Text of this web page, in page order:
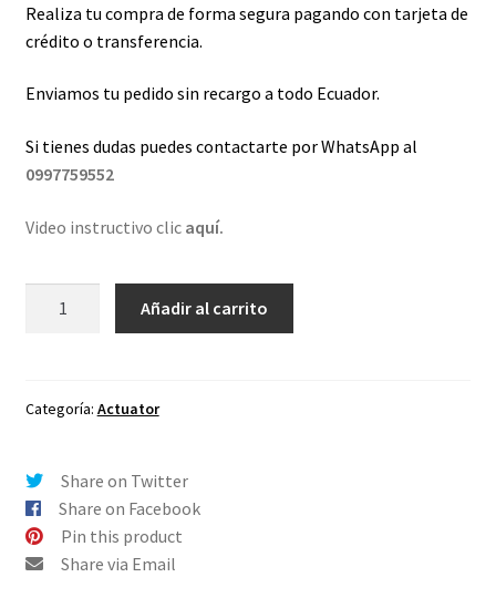
Realiza tu compra de forma segura pagando con tarjeta de
crédito o transferencia.
Enviamos tu pedido sin recargo a todo Ecuador.
Si tienes dudas puedes contactarte por WhatsApp al
0997759552
Video instructivo clic aquí.
Oakley
Espejo
cantidad
Añadir al carrito
Categoría: Actuator
Share on Twitter
Share on Facebook
Pin this product
Share via Email